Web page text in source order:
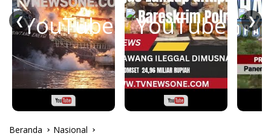
❮ ❯
Beranda Nasional